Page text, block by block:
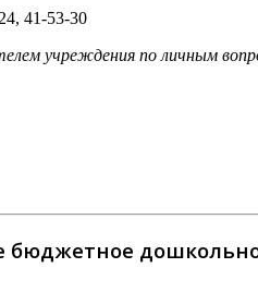
41-53-30
учреждения по личным